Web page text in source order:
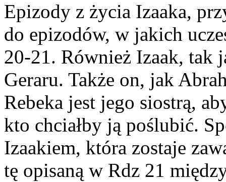
Epizody z życia Izaaka,
do epizodów, w jakich
20-21. Również Izaak, tak
Geraru. Także on, jak
Rebeka jest jego siostrą,
kto chciałby ją poślubić.
Izaakiem, która zostaje
tę opisaną w Rdz 21